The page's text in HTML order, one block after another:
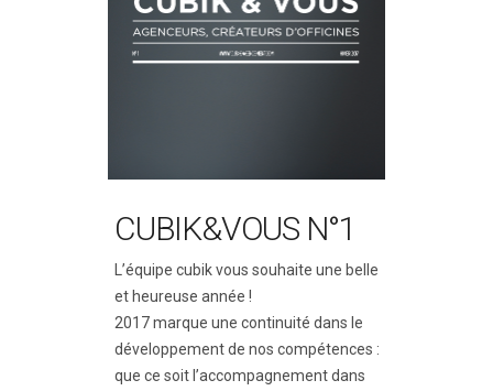
CUBIK&VOUS N°1
L’équipe cubik vous souhaite une belle
et heureuse année !
2017 marque une continuité dans le
développement de nos compétences :
que ce soit l’accompagnement dans